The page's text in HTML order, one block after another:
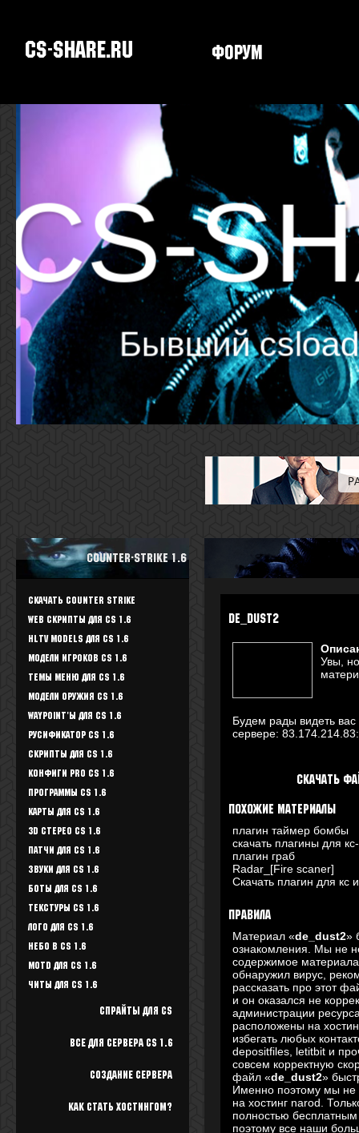
CS-SHARE.RU Форум
CS-
Бывший
Counter-Strike 1.6
Скачать Counter Strike
WEB скрипты для CS 1.6
HLTV Models для CS 1.6
Модели игроков CS 1.6
Темы меню для CS 1.6
Модели оружия CS 1.6
Waypoint'ы для CS 1.6
Русификатор CS 1.6
Скрипты для CS 1.6
Конфиги Pro CS 1.6
Программы CS 1.6
Карты для CS 1.6
3D стерео CS 1.6
Патчи для CS 1.6
Звуки для CS 1.6
Боты для CS 1.6
Текстуры Cs 1.6
Лого для CS 1.6
Небо в CS 1.6
Motd для CS 1.6
Читы для CS 1.6
Спрайты для cs
Все для Сервера CS 1.6
Создание сервера
Как стать хостингом?
de_dust2
Увы,
Будем рады видеть
сервере:
Скачать
Похожие материалы
плагин таймер бомбы
скачать плагины для
плагин граб
Radar_[Fire scaner]
Скачать плагин для кс
Правила
Материал «de_dust2»
ознакомления. Мы не
содержимое
обнаружил вирус,
рассказать про этот
и он оказался не
администрации
расположены на
избегать любых
depositfiles, letitbit и
совсем корректную
файл «de_dust2»
Именно поэтому мы
на хостинг narod.
полностью
поэтому все наши